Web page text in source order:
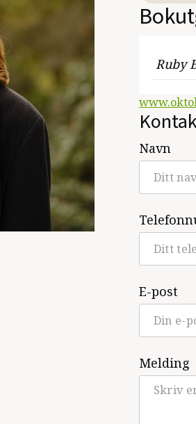
Ruby
Navn
E-post
Melding